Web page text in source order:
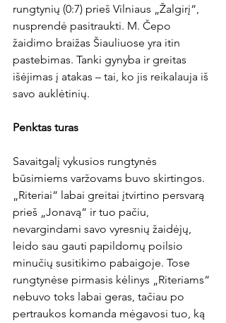
rungtynių (0:7) prieš Vilniaus „Žalgirį“,
nusprendė pasitraukti. M. Čepo
žaidimo braižas Šiauliuose yra itin
pastebimas. Tanki gynyba ir greitas
išėjimas į atakas – tai, ko jis reikalauja iš
savo auklėtinių.
Penktas turas
Savaitgalį vykusios rungtynės
būsimiems varžovams buvo skirtingos.
„Riteriai“ labai greitai įtvirtino persvarą
prieš „Jonavą“ ir tuo pačiu,
nevargindami savo vyresnių žaidėjų,
leido sau gauti papildomų poilsio
minučių susitikimo pabaigoje. Tose
rungtynėse pirmasis kėlinys „Riteriams“
nebuvo toks labai geras, tačiau po
pertraukos komanda mėgavosi tuo, ką